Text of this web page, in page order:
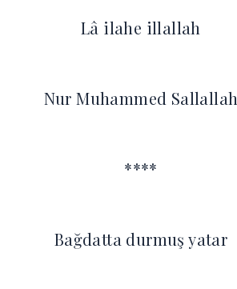
Lâ ilahe illallah
Nur Muhammed Sallallah
****
Bağdatta durmuş yatar